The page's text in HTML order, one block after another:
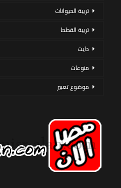
تربية الحيوانات
تربية القطط
دايت
منوعات
موضوع تعبير